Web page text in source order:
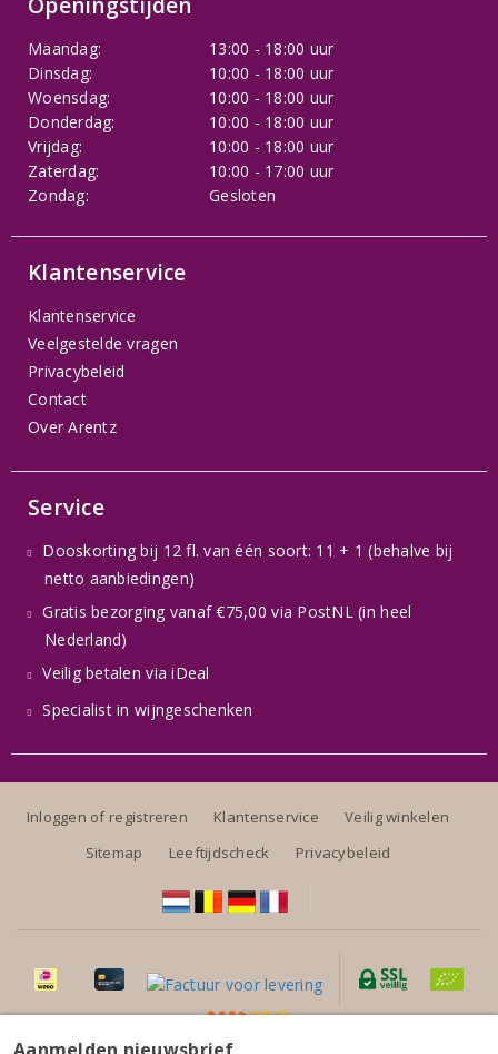
Openingstijden
Maandag:
13:00 - 18:00 uur
Dinsdag:
10:00 - 18:00 uur
Woensdag:
10:00 - 18:00 uur
Donderdag:
10:00 - 18:00 uur
Vrijdag:
10:00 - 18:00 uur
Zaterdag:
10:00 - 17:00 uur
Zondag:
Gesloten
Klantenservice
Klantenservice
Veelgestelde vragen
Privacybeleid
Contact
Over Arentz
Service
Dooskorting bij 12 fl. van één soort: 11 + 1 (behalve bij
netto aanbiedingen)
Gratis bezorging vanaf €75,00 via PostNL (in heel
Nederland)
Veilig betalen via iDeal
Specialist in wijngeschenken
Inloggen of registreren Klantenservice
Veilig winkelen
Sitemap
Leeftijdscheck Privacybeleid